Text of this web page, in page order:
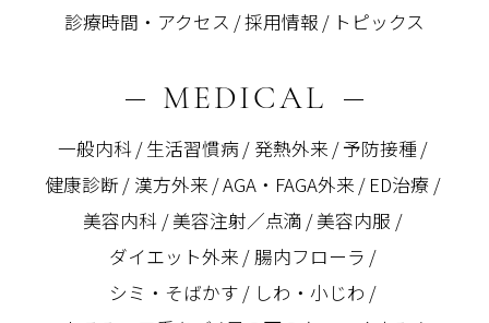
診療時間・アクセス
採用情報 トピックス
MEDICAL
一般内科 生活習慣病 発熱外来
予防接種
健康診断
漢方外来 AGA・FAGA外来
ED治療
美容内科
美容注射／点滴
美容内服
ダイエット外来
腸内フローラ
シミ・そばかす
しわ・小じわ